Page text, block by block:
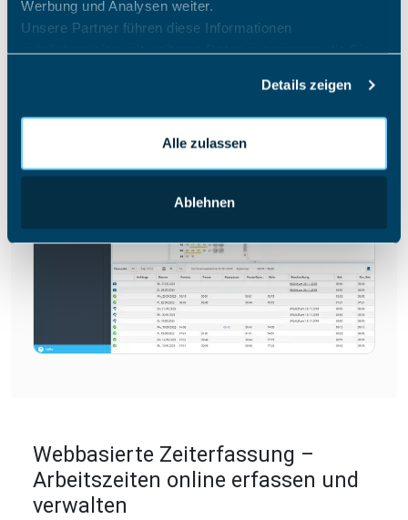
Werbung und Analysen weiter.
Unsere Partner führen diese Informationen
möglicherweise mit weiteren Daten zusammen, die Sie
Nutzung der Dienste gesammelt haben.
Details zeigen
Alle zulassen
Ablehnen
Ausgleichsfunktionen
Webbasierte Zeiterfassung –
Arbeitszeiten online erfassen und
verwalten